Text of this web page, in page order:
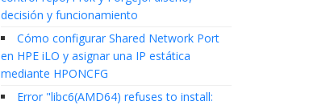
decisión y funcionamiento
Cómo configurar Shared Network Port
en HPE iLO y asignar una IP estática
mediante HPONCFG
Error "libc6(AMD64) refuses to install: